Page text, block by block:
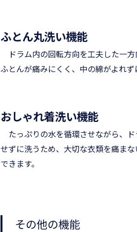
ふとん丸洗い機能
ドラム内の回転方向を工夫した一
ふとんが痛みにくく、中の綿がよれ
おしゃれ着洗い機能
たっぷりの水を循環させながら、
せずに洗うため、大切な衣類を痛ま
できます。
その他の機能